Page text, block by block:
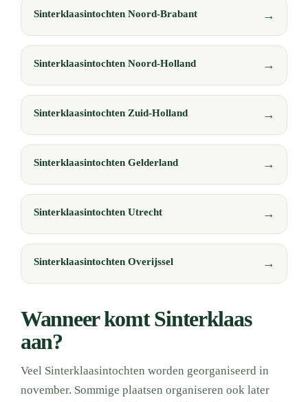
Sinterklaasintochten Noord-Brabant
Sinterklaasintochten Noord-Holland
Sinterklaasintochten Zuid-Holland
Sinterklaasintochten Gelderland
Sinterklaasintochten Utrecht
Sinterklaasintochten Overijssel
Wanneer komt Sinterklaas
aan?
Veel Sinterklaasintochten worden georganiseerd in
november. Sommige plaatsen organiseren ook later